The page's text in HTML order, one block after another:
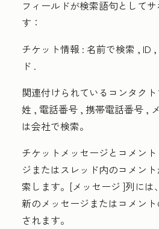
フィールドが検索語句として
す：
チケット情報 : 名前で検索 , ID ,
ド .
関連付けられているコンタク
姓 , 電話番号 , 携帯電話番号 ,
は会社で検索。
チケットメッセージとコメント
ジまたはスレッド内のコメント
索します。 [メッセージ ]列には
新のメッセージまたはコメン
されます。